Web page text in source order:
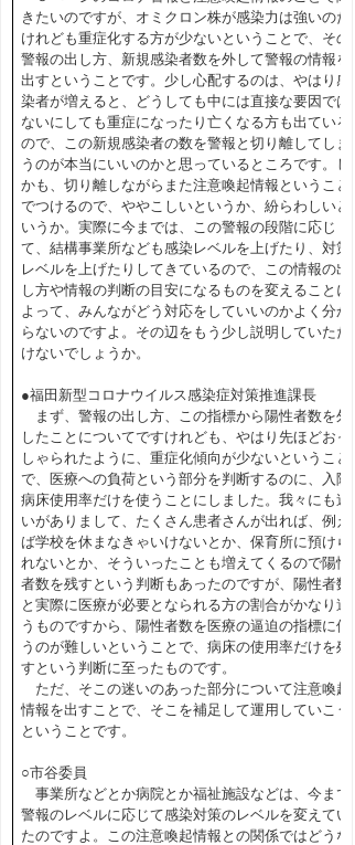
きたいのですが、オミクロン株が感染力は強いのだ
けれども重症化する方が少ないということで、その
警報の出し方、新規感染者数を外して警報の情報を
出すということです。少し心配するのは、やはり感
染者が増えると、どうしても中には直接な要因では
ないにしても重症になったり亡くなる方も出ている
ので、この新規感染者の数を警報と切り離してしま
うのが本当にいいのかと思っているところです。し
かも、切り離しながらまた注意喚起情報ということ
でつけるので、ややこしいというか、紛らわしいと
いうか。実際に今までは、この警報の段階に応じ
て、結構事業所なども感染レベルを上げたり、対策
レベルを上げたりしてきているので、この情報の出
し方や情報の判断の目安になるものを変えることに
よって、みんながどう対応をしていいのかよく分か
らないのですよ。その辺をもう少し説明していただ
けないでしょうか。
●福田新型コロナウイルス感染症対策推進課長
まず、警報の出し方、この指標から陽性者数を外
したことについてですけれども、やはり先ほどおっ
しゃられたように、重症化傾向が少ないということ
で、医療への負荷という部分を判断するのに、入院
病床使用率だけを使うことにしました。我々にも迷
いがありまして、たくさん患者さんが出れば、例え
ば学校を休まなきゃいけないとか、保育所に預けら
れないとか、そういったことも増えてくるので陽性
者数を残すという判断もあったのですが、陽性者数
と実際に医療が必要となられる方の割合がかなり違
うものですから、陽性者数を医療の逼迫の指標に使
うのが難しいということで、病床の使用率だけを残
すという判断に至ったものです。
ただ、そこの迷いのあった部分について注意喚起
情報を出すことで、そこを補足して運用していこう
ということです。
○市谷委員
事業所などとか病院とか福祉施設などは、今まで
警報のレベルに応じて感染対策のレベルを変えてい
たのですよ。この注意喚起情報との関係ではどうな